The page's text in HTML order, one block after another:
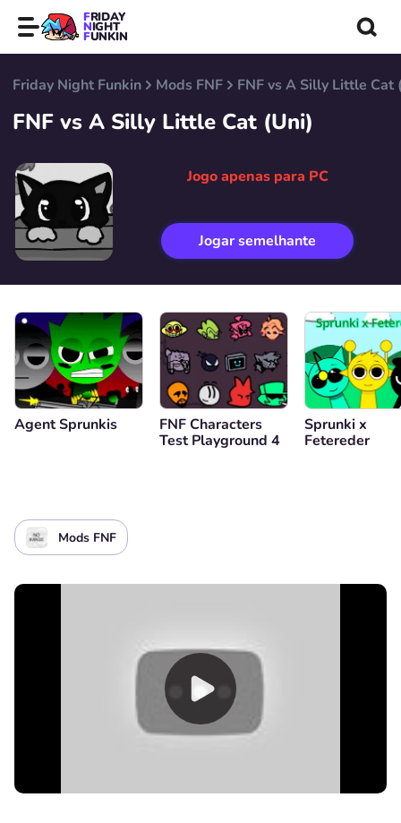
FRIDAY
NIGHT
FUNKIN
Friday Night Funkin Mods FNF FNF vs A Silly Little Cat
FNF vs A Silly Little Cat (Uni)
Jogo apenas para PC
Jogar semelhante
Agent Sprunkis
FNF Characters
Test Playground 4
Sprunki x
Fetereder
Mods FNF